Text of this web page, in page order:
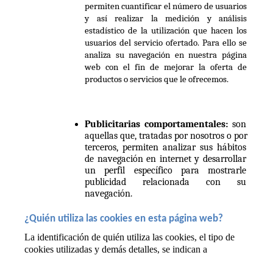
permiten cuantificar el número de usuarios
y así realizar la medición y análisis
estadístico de la utilización que hacen los
usuarios del servicio ofertado. Para ello se
analiza su navegación en nuestra página
web con el fin de mejorar la oferta de
productos o servicios que le ofrecemos.
Publicitarias comportamentales: son
aquellas que, tratadas por nosotros o por
terceros, permiten analizar sus hábitos
de navegación en internet y desarrollar
un perfil específico para mostrarle
publicidad relacionada con su
navegación.
¿Quién utiliza las cookies en esta página web?
La identificación de quién utiliza las cookies, el tipo de
cookies utilizadas y demás detalles, se indican a